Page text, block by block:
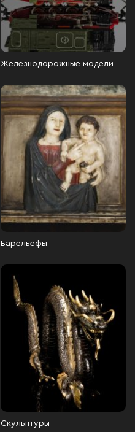
Железнодорожные модели
Барельефы
Скульптуры